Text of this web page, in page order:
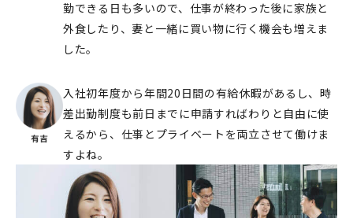
勤できる日も多いので、仕事が終わった後に家族と
外⾷したり、妻と一緒に買い物に行く機会も増えま
した。
入社初年度から年間20日間の有給休暇があるし、時
差出勤制度も前日までに申請すればわりと自由に使
えるから、仕事とプライベートを両立させて働けま
すよね。